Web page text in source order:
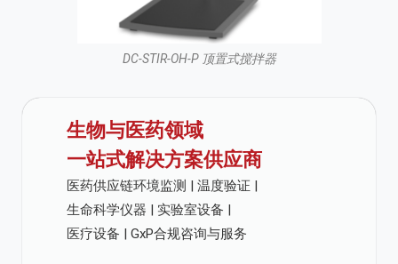
DC-STIR-OH-P 顶置式搅拌器
生物与医药领域
一站式解决方案供应商
医药供应链环境监测 | 温度验证 |
生命科学仪器 | 实验室设备 |
医疗设备 | GxP合规咨询与服务